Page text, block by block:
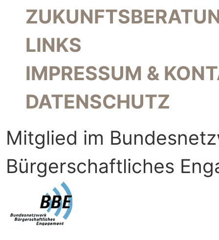
LINKS
IMPRESSUM &
DATENSCHUTZ
Mitglied im
Bürgerschaftliches